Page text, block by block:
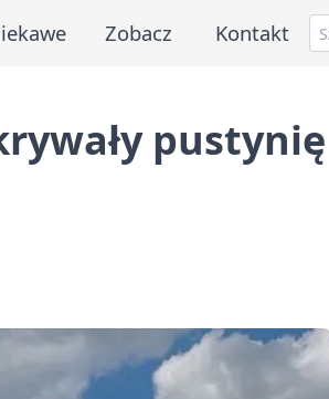
Zobacz Kontakt
pustynię